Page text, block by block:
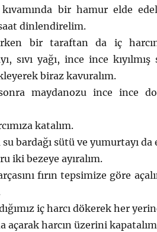
bir hamur elde
dinlendirelim.
bir taraftan da iç
sıvı yağı, ince ince
biraz kavuralım.
maydanozu ince ince
katalım.
bardağı sütü ve yumurtayı da
iki bezeye ayıralım.
fırın tepsimize göre
iç harcı dökerek her
açarak harcın üzerini